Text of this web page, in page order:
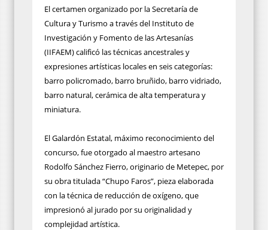
El certamen organizado por la Secretaría de
Cultura y Turismo a través del Instituto de
Investigación y Fomento de las Artesanías
(IIFAEM) calificó las técnicas ancestrales y
expresiones artísticas locales en seis categorías:
barro policromado, barro bruñido, barro vidriado,
barro natural, cerámica de alta temperatura y
miniatura.
El Galardón Estatal, máximo reconocimiento del
concurso, fue otorgado al maestro artesano
Rodolfo Sánchez Fierro, originario de Metepec, por
su obra titulada “Chupo Faros”, pieza elaborada
con la técnica de reducción de oxígeno, que
impresionó al jurado por su originalidad y
complejidad artística.